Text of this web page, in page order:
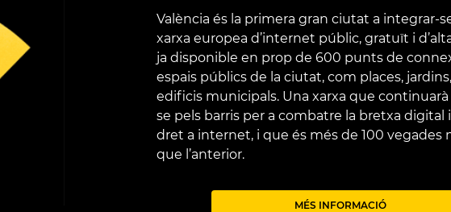
València és la primera gran ciutat a integrar-
xarxa europea d’internet públic, gratuït i
ja disponible en prop de 600 punts de
espais públics de la ciutat, com places,
edificis municipals. Una xarxa que
se pels barris per a combatre la bretxa digital
dret a internet, i que és més de 100 vegades
que l’anterior.
MÉS INFORMACIÓ